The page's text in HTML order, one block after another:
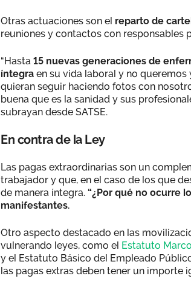
Otras actuaciones son el reparto de
reuniones y contactos con responsables
“Hasta 15 nuevas generaciones de
íntegra en su vida laboral y no
quieran seguir haciendo fotos con
buena que es la sanidad y sus
subrayan desde SATSE.
En contra de la Ley
Las pagas extraordinarias son un
trabajador y que, en el caso de los que
de manera íntegra. “¿Por qué no ocurre
manifestantes.
Otro aspecto destacado en las
vulnerando leyes, como el Estatuto
y el Estatuto Básico del Empleado
las pagas extras deben tener un importe